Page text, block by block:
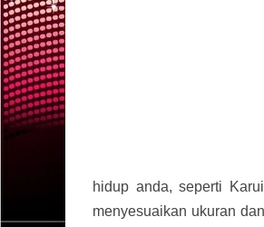
hidup anda, seperti
menyesuaikan ukuran